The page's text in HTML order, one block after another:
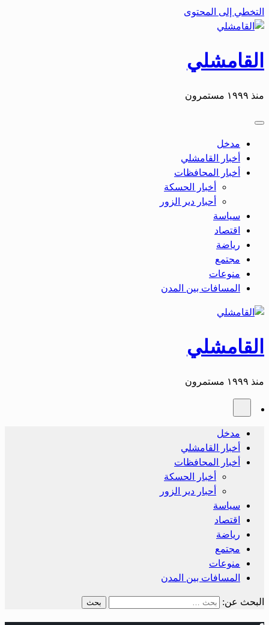
التخطي إلى المحتوى
القامشلي
منذ ١٩٩٩ مستمرون
مدخل
أخبار القامشلي
أخبار المحافظات
أخبار الحسكة
أحبار دير الزور
سياسة
اقتصاد
رياضة
مجتمع
منوعات
المسافات بين المدن
القامشلي
منذ ١٩٩٩ مستمرون
مدخل
أخبار القامشلي
أخبار المحافظات
أخبار الحسكة
أحبار دير الزور
سياسة
اقتصاد
رياضة
مجتمع
منوعات
المسافات بين المدن
البحث عن: